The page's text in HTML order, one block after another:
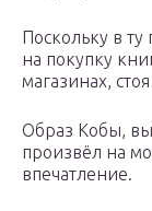
Поскольку в
на покупку
магазинах,
Образ Кобы,
произвёл на
впечатление.